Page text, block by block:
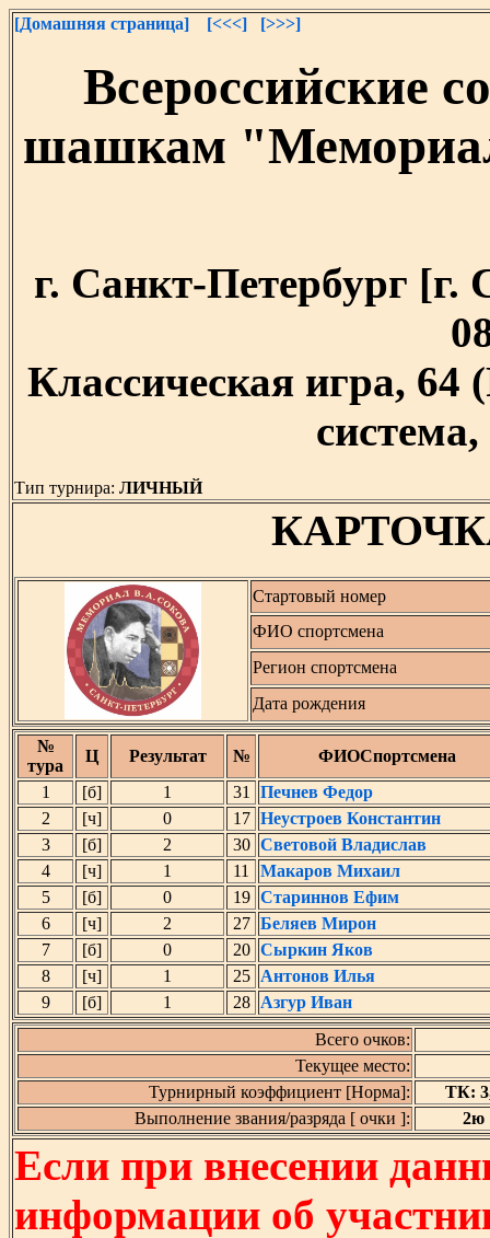
[Домашняя страница] [<<<] [>>>]
Всероссийские
шашкам
г. Санкт-Петербург [г.
Классическая игра,
Тип турнира: ЛИЧНЫЙ
Стартовый номер
ФИО спортсмена
Регион спортсмена
Дата рождения
№
тура
Ц Результат №
ФИОСпортсмена
1
[б] 1 31
Печнев Федор
2
[ч] 0 17 Неустроев Константин
3
[б] 2 30 Световой Владислав
4
[ч] 1 11
Макаров Михаил
5
[б] 0 19 Стариннов Ефим
6
[ч] 2 27 Беляев Мирон
7
[б] 0 20 Сыркин Яков
8
[ч] 1 25
Антонов Илья
9
[б] 1 28
Азгур Иван
Всего очков:
Текущее место:
Турнирный коэффициент [Норма]:
ТК:
Выполнение звания/разряда [ очки ]:
2ю
Если при внесении
информации об